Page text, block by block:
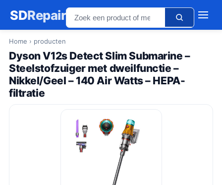
SDRepair
Home › producten
Dyson V12s Detect Slim Submarine –
Steelstofzuiger met dweilfunctie –
Nikkel/Geel – 140 Air Watts – HEPA-
filtratie